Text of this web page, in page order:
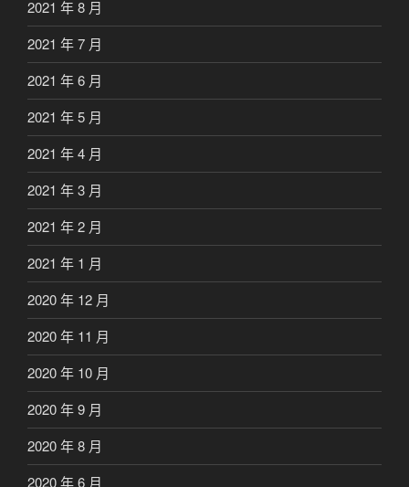
2021 年 8 月
2021 年 7 月
2021 年 6 月
2021 年 5 月
2021 年 4 月
2021 年 3 月
2021 年 2 月
2021 年 1 月
2020 年 12 月
2020 年 11 月
2020 年 10 月
2020 年 9 月
2020 年 8 月
2020 年 6 月